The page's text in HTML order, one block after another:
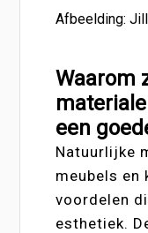
Afbeelding:
Waarom
een
Natuurlijke
meubels en
voordelen
esthetiek.